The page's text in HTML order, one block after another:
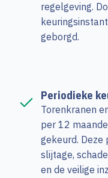
regelgeving.
geborgd.
Periodieke
Torenkranen
per 12
gekeurd. Deze
slijtage,
en de veilige